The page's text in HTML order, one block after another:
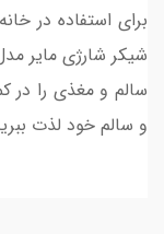
برای استفاده در
سالم و مغذی را در
و سالم خود لذت